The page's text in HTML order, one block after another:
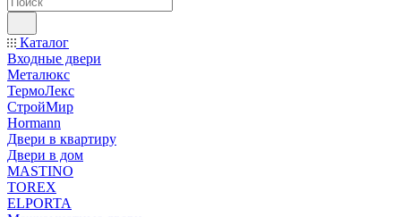
Каталог
Входные двери
Металюкс
ТермоЛекс
СтройМир
Hormann
Двери в квартиру
Двери в дом
MASTINO
TOREX
ELPORTA